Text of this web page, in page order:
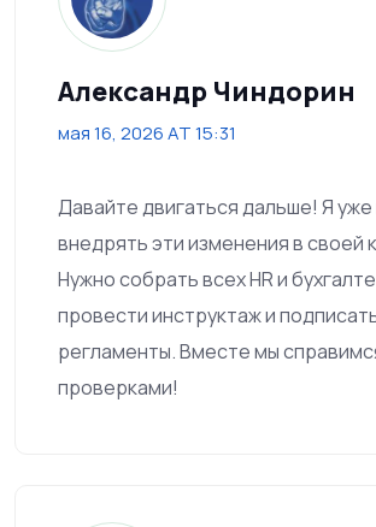
Александр Чиндорин
мая 16, 2026 AT 15:31
Давайте двигаться дальше! Я уже
внедрять эти изменения в своей
Нужно собрать всех HR и
провести инструктаж и
регламенты. Вместе мы
проверками!